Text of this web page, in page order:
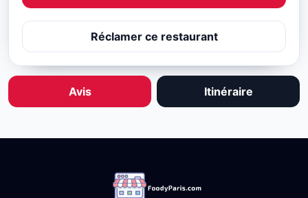
Réclamer ce restaurant
Avis Itinéraire